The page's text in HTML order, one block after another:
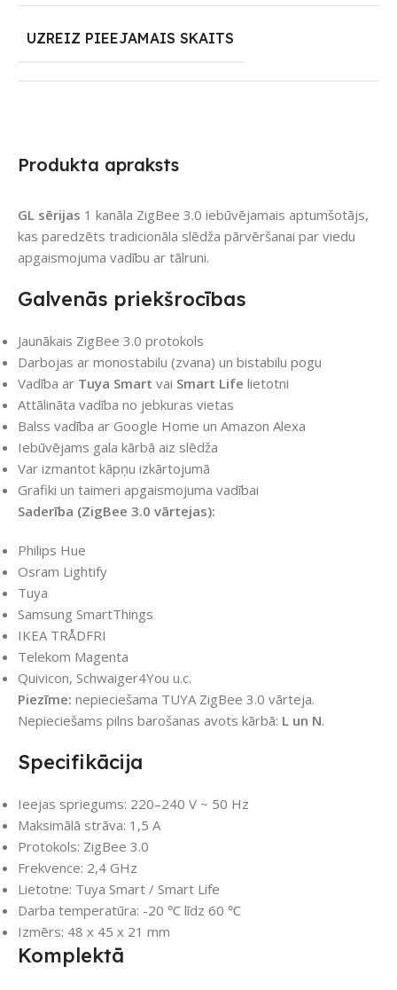
Produkta apraksts
GL sērijas 1 kanāla ZigBee 3.0 iebūvējamais aptumšotājs,
kas paredzēts tradicionāla slēdža pārvēršanai par viedu
apgaismojuma vadību ar tālruni.
Galvenās priekšrocības
Jaunākais ZigBee 3.0 protokols
Darbojas ar monostabilu (zvana) un bistabilu pogu
Vadība ar Tuya Smart vai Smart Life lietotni
Attālināta vadība no jebkuras vietas
Balss vadība ar Google Home un Amazon Alexa
Iebūvējams gala kārbā aiz slēdža
Var izmantot kāpņu izkārtojumā
Grafiki un taimeri apgaismojuma vadībai
Saderība (ZigBee 3.0 vārtejas):
Philips Hue
Osram Lightify
Tuya
Samsung SmartThings
IKEA TRÅDFRI
Telekom Magenta
Quivicon, Schwaiger4You u.c.
Piezīme: nepieciešama TUYA ZigBee 3.0 vārteja.
Nepieciešams pilns barošanas avots kārbā: L un N.
Specifikācija
Ieejas spriegums: 220–240 V ~ 50 Hz
Maksimālā strāva: 1,5 A
Protokols: ZigBee 3.0
Frekvence: 2,4 GHz
Lietotne: Tuya Smart / Smart Life
Darba temperatūra: -20 ℃ līdz 60 ℃
Izmērs: 48 x 45 x 21 mm
Komplektā
UZREIZ PIEEJAMAIS SKAITS